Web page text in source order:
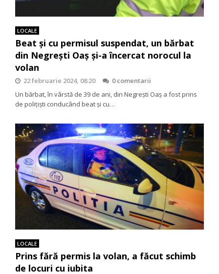
LOCALE
Beat și cu permisul suspendat, un bărbat
din Negrești Oaș și-a încercat norocul la
volan
22 februarie 2024, 08:20
0 comentarii
Un bărbat, în vârstă de 39 de ani, din Negrești Oaș a fost prins
de polițiști conducând beat și cu…
LOCALE
Prins fără permis la volan, a făcut schimb
de locuri cu iubita